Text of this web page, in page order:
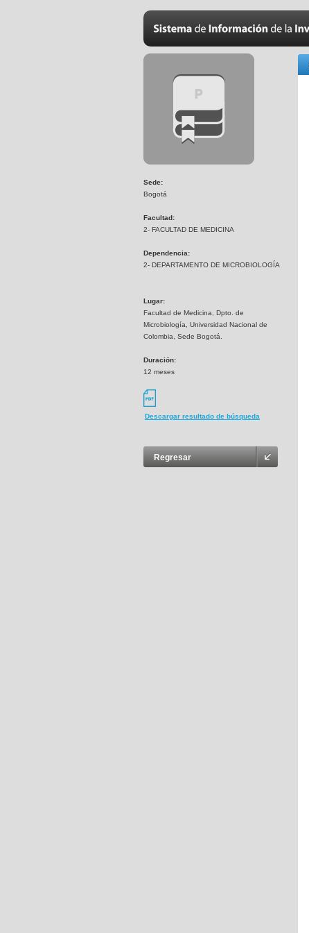
Sede:
Bogotá
Facultad:
2- FACULTAD DE MEDICINA
Dependencia:
2- DEPARTAMENTO DE MICROBIOLOGÍA
Lugar:
Facultad de Medicina, Dpto. de
Microbiología, Universidad Nacional de
Colombia, Sede Bogotá.
Duración:
12 meses
Descargar resultado de búsqueda
Regresar